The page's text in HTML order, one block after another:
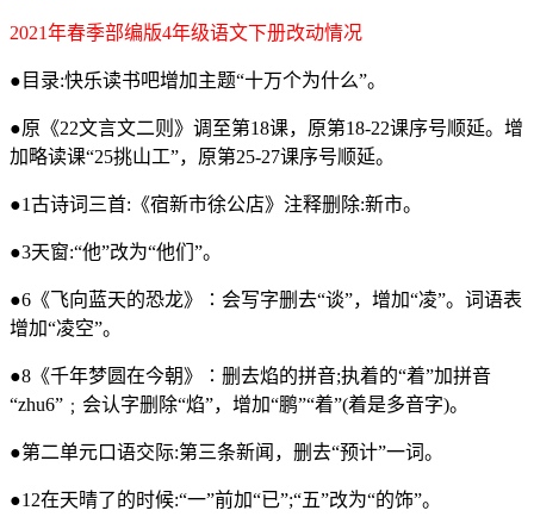
2021年春季部编版4年级语文下册改动情况
●目录:快乐读书吧增加主题“十万个为什么”。
●原《22文言文二则》调至第18课，原第18-22课序号顺延。增
加略读课“25挑山工”，原第25-27课序号顺延。
●1古诗词三首:《宿新市徐公店》注释删除:新市。
●3天窗:“他”改为“他们”。
●6《飞向蓝天的恐龙》∶会写字删去“谈”，增加“凌”。词语表
增加“凌空”。
●8《千年梦圆在今朝》∶删去焰的拼音;执着的“着”加拼音
“zhu6”﹔会认字删除“焰”，增加“鹏”“着”(着是多音字)。
●第二单元口语交际:第三条新闻，删去“预计”一词。
●12在天晴了的时候:“一”前加“已”;“五”改为“的饰”。